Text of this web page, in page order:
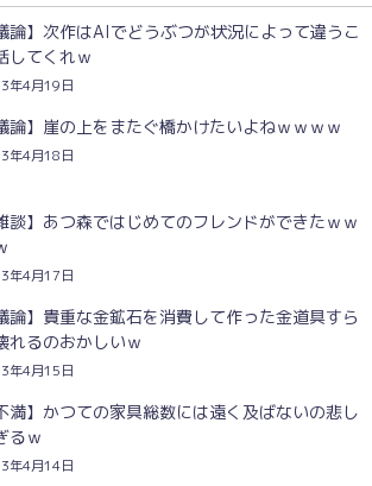
論】次作はAIでどうぶつが状況によって違うこ
してくれｗ
年4月19日
論】崖の上をまたぐ橋かけたいよねｗｗｗｗ
年4月18日
談】あつ森ではじめてのフレンドができたｗｗ
年4月17日
論】貴重な金鉱石を消費して作った金道具すら
れるのおかしいｗ
年4月15日
満】かつての家具総数には遠く及ばないの悲し
るｗ
年4月14日